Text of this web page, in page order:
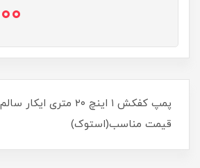
پمپ کفکش ۱ اینچ ۲۰ متری
قیمت مناسب(استوک)